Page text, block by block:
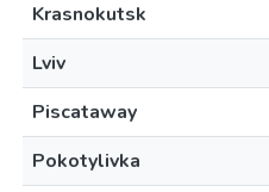
Krasnokutsk
Lviv
Piscataway
Pokotylivka